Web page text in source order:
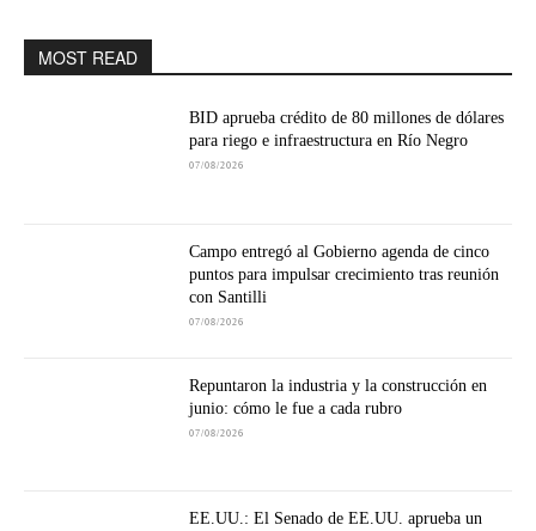
MOST READ
BID aprueba crédito de 80 millones de dólares
para riego e infraestructura en Río Negro
07/08/2026
Campo entregó al Gobierno agenda de cinco
puntos para impulsar crecimiento tras reunión
con Santilli
07/08/2026
Repuntaron la industria y la construcción en
junio: cómo le fue a cada rubro
07/08/2026
EE.UU.: El Senado de EE.UU. aprueba un